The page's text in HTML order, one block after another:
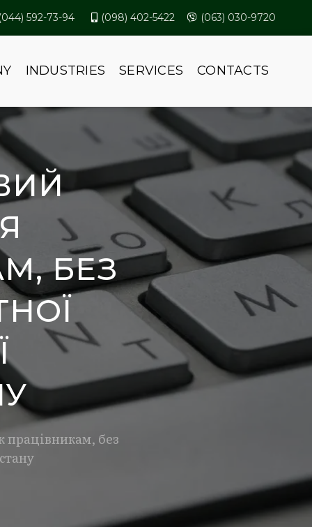
(044) 592-73-94 (098) 402-5422 (063) 030-9720
INDUSTRIES SERVICES CONTACTS
БЕЗ
працівникам, без